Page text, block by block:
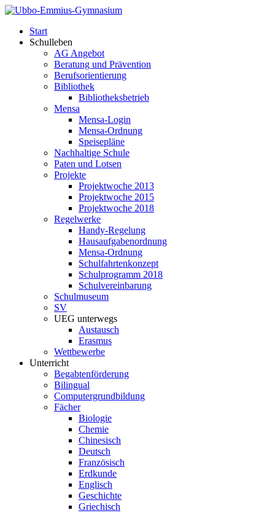
Start
Schulleben
AG Angebot
Beratung und Prävention
Berufsorientierung
Bibliothek
Bibliotheksbetrieb
Mensa
Mensa-Login
Mensa-Ordnung
Speisepläne
Nachhaltige Schule
Paten und Lotsen
Projekte
Projektwoche 2013
Projektwoche 2015
Projektwoche 2018
Regelwerke
Handy-Regelung
Hausaufgabenordnung
Mensa-Ordnung
Schulfahrtenkonzept
Schulprogramm 2018
Schulvereinbarung
Schulmuseum
SV
UEG unterwegs
Austausch
Erasmus
Wettbewerbe
Unterricht
Begabtenförderung
Bilingual
Computergrundbildung
Fächer
Biologie
Chemie
Chinesisch
Deutsch
Französisch
Erdkunde
Englisch
Geschichte
Griechisch